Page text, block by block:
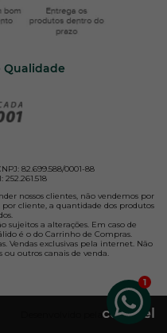
Qualidade
82.699.588/0001-88
nossos clientes, não vendemos por
cliente, a quantidade dos produtos
sujeitos a alterações. Em caso de
é o do Carrinho de Compras.
Vendas exclusivas pela internet. Não
outros canais de venda.